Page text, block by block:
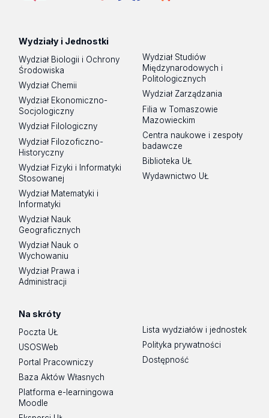
Wydziały i Jednostki
Wydział Biologii i Ochrony
Środowiska
Wydział Chemii
Wydział Ekonomiczno-
Socjologiczny
Wydział Filologiczny
Wydział Filozoficzno-
Historyczny
Wydział Fizyki i Informatyki
Stosowanej
Wydział Matematyki i
Informatyki
Wydział Nauk
Geograficznych
Wydział Nauk o
Wychowaniu
Wydział Prawa i
Administracji
Wydział Studiów
Międzynarodowych i
Politologicznych
Wydział Zarządzania
Filia w Tomaszowie
Mazowieckim
Centra naukowe i zespoły
badawcze
Biblioteka UŁ
Wydawnictwo UŁ
Na skróty
Poczta UŁ
USOSWeb
Portal Pracowniczy
Baza Aktów Własnych
Platforma e-learningowa
Moodle
Lista wydziałów i jednostek
Polityka prywatności
Dostępność